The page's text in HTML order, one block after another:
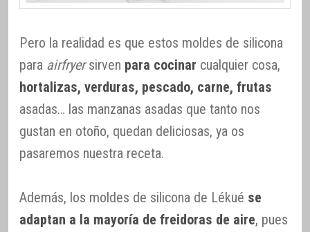
Pero la realidad es que estos moldes de silicona
para airfryersirven para cocinar cualquier cosa,
hortalizas, verduras, pescado, carne, frutas
asadas… las manzanas asadas que tanto nos
gustan en otoño, quedan deliciosas, ya os
pasaremos nuestra receta.
Además, los moldes de silicona de Lékué se
adaptan a la mayoría de freidoras de aire, pues